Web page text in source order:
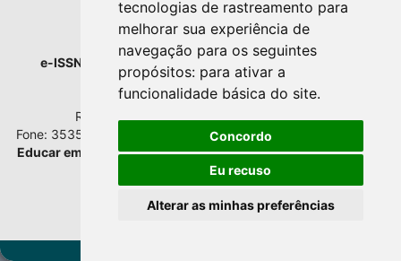
tecnologias de rastreamento para
melhorar sua experiência de
navegação para os seguintes
propósitos: para ativar a
funcionalidade básica do site.
Concordo
Eu recuso
Alterar as minhas preferências
EDUCAR EM REVISTA
e-ISSN : 1984-0411 | Prefixo DOI : 10.1590 |
Universidade Federal do Paraná
Setor de Educação - Campus Rebouças
Rua Rockefeller, nº 57, 2.º andar - Sala 202
Fone: 3535-6207 | Bairro: Rebouças | Curitiba - Paraná - Brasil
Educar em Revistaesta licenciada comCreative Commons BY
Atribuição 4.0 Internacional.